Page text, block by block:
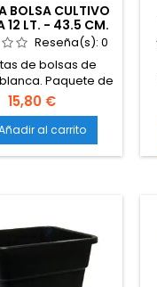
BOLSA CULTIVO
12 LT. - 43.5 CM.
GAL. 50 U.
Reseña(s):0
de bolsas de
Paquete de
50 unidades.
15,80 €
al carrito